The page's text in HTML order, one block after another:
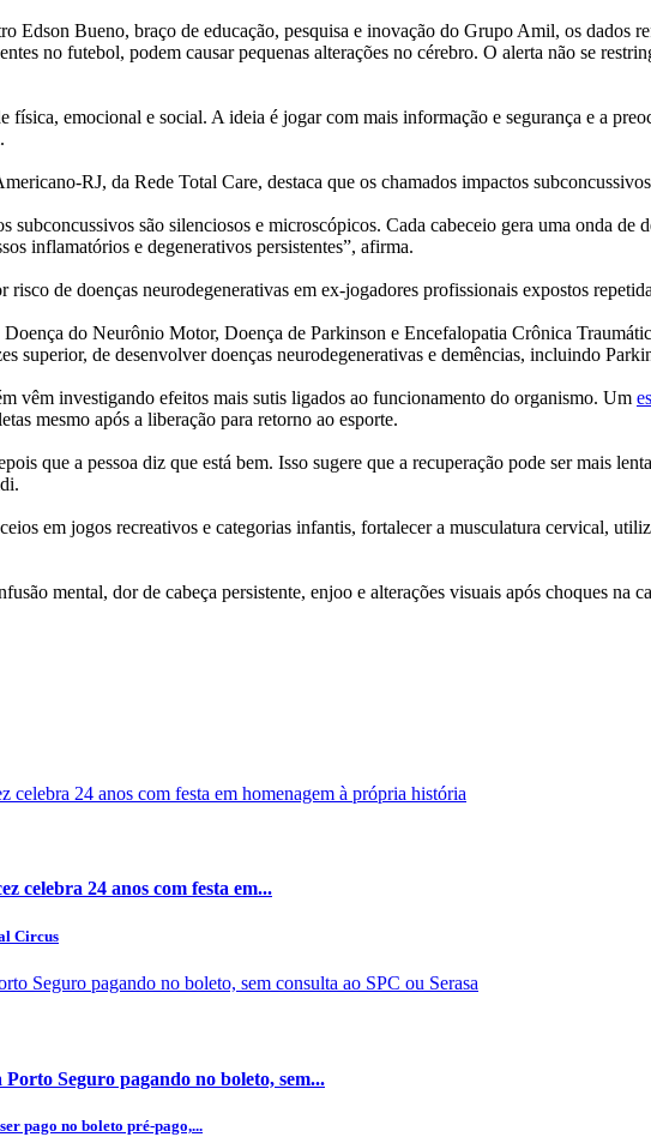
Bueno, braço de educação, pesquisa e inovação do Grupo Amil, os dados
no futebol, podem causar pequenas alterações no cérebro. O alerta não se
emocional e social. A ideia é jogar com mais informação e segurança e a
RJ, da Rede Total Care, destaca que os chamados impactos
subconcussivos são silenciosos e microscópicos. Cada cabeceio gera uma onda de
inflamatórios e degenerativos persistentes”, afirma.
de doenças neurodegenerativas em ex-jogadores profissionais expostos
Doença do Neurônio Motor, Doença de Parkinson e Encefalopatia Crônica
superior, de desenvolver doenças neurodegenerativas e demências, incluindo
vêm investigando efeitos mais sutis ligados ao funcionamento do organismo. Um
mesmo após a liberação para retorno ao esporte.
que a pessoa diz que está bem. Isso sugere que a recuperação pode ser mais
em jogos recreativos e categorias infantis, fortalecer a musculatura cervical,
mental, dor de cabeça persistente, enjoo e alterações visuais após choques na
celebra 24 anos com festa em...
Circus
Seguro pagando no boleto, sem...
pago no boleto pré-pago,...